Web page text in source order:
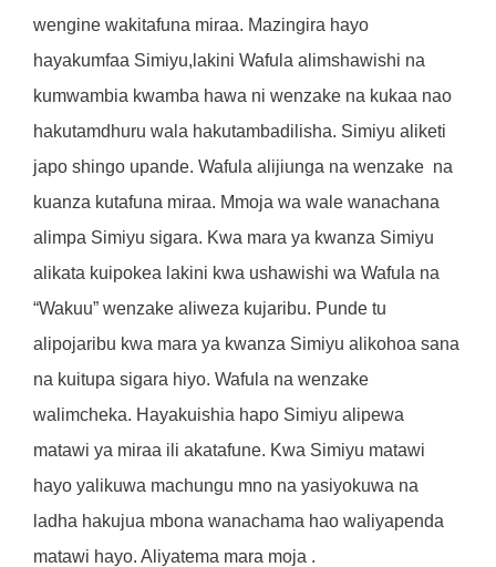
wengine wakitafuna miraa. Mazingira hayo
hayakumfaa Simiyu,lakini Wafula alimshawishi na
kumwambia kwamba hawa ni wenzake na kukaa nao
hakutamdhuru wala hakutambadilisha. Simiyu aliketi
japo shingo upande. Wafula alijiunga na wenzake na
kuanza kutafuna miraa. Mmoja wa wale wanachana
alimpa Simiyu sigara. Kwa mara ya kwanza Simiyu
alikata kuipokea lakini kwa ushawishi wa Wafula na
“Wakuu” wenzake aliweza kujaribu. Punde tu
alipojaribu kwa mara ya kwanza Simiyu alikohoa sana
na kuitupa sigara hiyo. Wafula na wenzake
walimcheka. Hayakuishia hapo Simiyu alipewa
matawi ya miraa ili akatafune. Kwa Simiyu matawi
hayo yalikuwa machungu mno na yasiyokuwa na
ladha hakujua mbona wanachama hao waliyapenda
matawi hayo. Aliyatema mara moja .